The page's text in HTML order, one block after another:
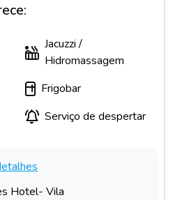
Jacuzzi /
Hidromassagem
Frigobar
Serviço de despertar
Hotel- Vila